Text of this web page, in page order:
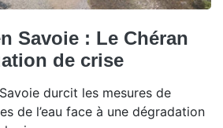
Savoie : Le Chéran
de crise
durcit les mesures de
de l’eau face à une dégradation